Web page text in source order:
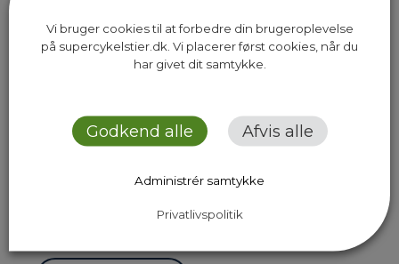
Previous Page Next Page
Sekretariatet for Supercykelstier
Vi bruger cookies til at forbedre din brugeroplevelse
på supercykelstier.dk. Vi placerer først cookies, når du
har givet dit samtykke.
Godkend alle Afvis alle
Administrér samtykke
Privatlivspolitik